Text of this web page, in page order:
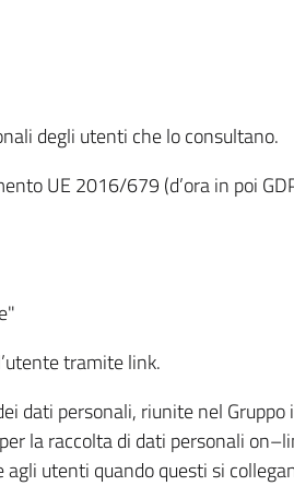
degli utenti che lo consultano.
UE 2016/679 (d’ora in poi
tramite link.
dati personali, riunite nel Gruppo
la raccolta di dati personali
utenti quando questi si